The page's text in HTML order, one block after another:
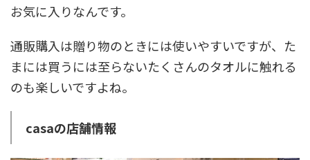
お気に入りなんです。
通販購入は贈り物のときには使いやすいですが、た
まには買うには至らないたくさんのタオルに触れる
のも楽しいですよね。
casaの店舗情報